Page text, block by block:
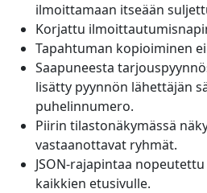
ilmoittamaan itseään
Korjattu
Tapahtuman kopioiminen
Saapuneesta
lisätty pyynnön lähettäjän
puhelinnumero.
Piirin tilastonäkymässä
vastaanottavat ryhmät.
JSON-rajapintaa
kaikkien etusivulle.